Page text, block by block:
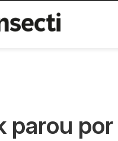
Política de
parou por